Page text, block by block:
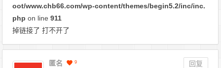
oot/www.chb66.com/wp-content/themes/begin5.2/inc/inc.
php on line911
掉链接了 打不开了
匿名 9
回复